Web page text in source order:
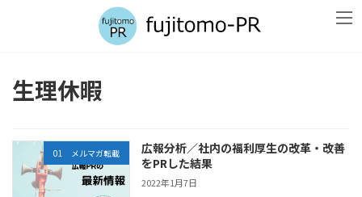
生理休暇
01 メルマガ転載
広報分析／社内の福利厚生の改革・改善
をPRした結果
2022年1月7日